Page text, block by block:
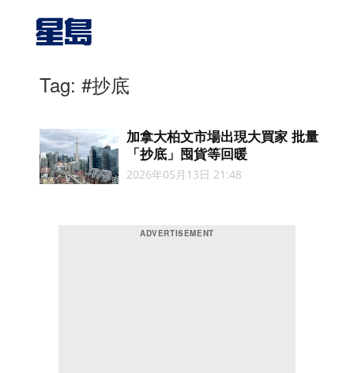
Tag: #抄底
加拿大柏文市場出現大買家 批量
「抄底」囤貨等回暖
2026年05月13日 21:48